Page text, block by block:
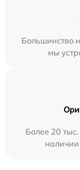
Большинство
мы
Более 20